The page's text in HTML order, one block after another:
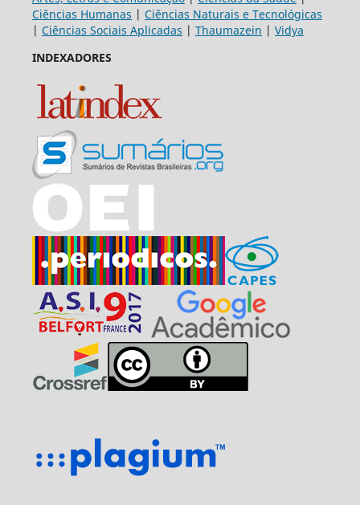
Ciências Humanas | Ciências Naturais e Tecnológicas
| Ciências Sociais Aplicadas | Thaumazein | Vidya
INDEXADORES